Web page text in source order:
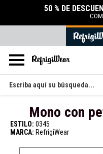
50 % DE
Buscar
en
Mono con
ESTILO: 0345
MARCA: RefrigiWear